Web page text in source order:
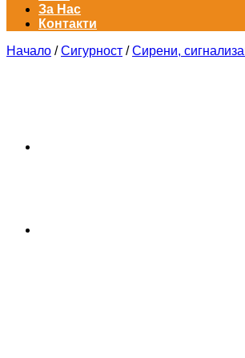
За Нас
Контакти
Начало / Сигурност / Сирени,